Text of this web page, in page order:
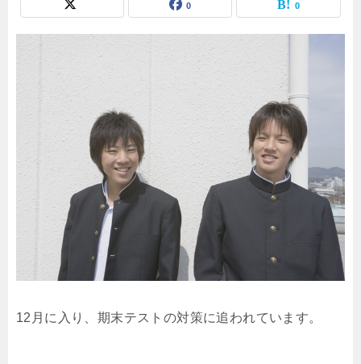
0 0
12月に入り、期末テストの対策に追われています。